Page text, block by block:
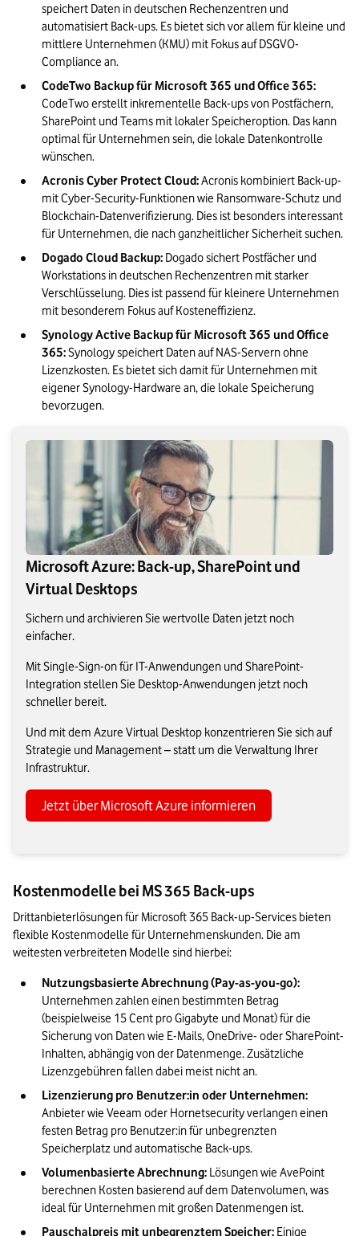
speichert Daten in deutschen Rechenzentren und
automatisiert Back-ups. Es bietet sich vor allem für kleine und
mittlere Unternehmen (KMU) mit Fokus auf DSGVO-
Compliance an.
CodeTwo Backup für Microsoft 365 und Office 365:
CodeTwo erstellt inkrementelle Back-ups von Postfächern,
SharePoint und Teams mit lokaler Speicheroption. Das kann
optimal für Unternehmen sein, die lokale Datenkontrolle
wünschen.
Acronis Cyber Protect Cloud: Acronis kombiniert Back-up-
mit Cyber-Security-Funktionen wie Ransomware-Schutz und
Blockchain-Datenverifizierung. Dies ist besonders interessant
für Unternehmen, die nach ganzheitlicher Sicherheit suchen.
Dogado Cloud Backup: Dogado sichert Postfächer und
Workstations in deutschen Rechenzentren mit starker
Verschlüsselung. Dies ist passend für kleinere Unternehmen
mit besonderem Fokus auf Kosteneffizienz.
Synology Active Backup für Microsoft 365 und Office
365: Synology speichert Daten auf NAS-Servern ohne
Lizenzkosten. Es bietet sich damit für Unternehmen mit
eigener Synology-Hardware an, die lokale Speicherung
bevorzugen.
Microsoft Azure: Back-up, SharePoint und
Virtual Desktops
Sichern und archivieren Sie wertvolle Daten jetzt noch
einfacher.
Mit Single-Sign-on für IT-Anwendungen und SharePoint-
Integration stellen Sie Desktop-Anwendungen jetzt noch
schneller bereit.
Und mit dem Azure Virtual Desktop konzentrieren Sie sich auf
Strategie und Management – statt um die Verwaltung Ihrer
Infrastruktur.
Jetzt über Microsoft Azure informieren
Kostenmodelle bei MS 365 Back-ups
Drittanbieterlösungen für Microsoft 365 Back-up-Services bieten
flexible Kostenmodelle für Unternehmenskunden. Die am
weitesten verbreiteten Modelle sind hierbei:
Nutzungsbasierte Abrechnung (Pay-as-you-go):
Unternehmen zahlen einen bestimmten Betrag
(beispielweise 15 Cent pro Gigabyte und Monat) für die
Sicherung von Daten wie E-Mails, OneDrive- oder SharePoint-
Inhalten, abhängig von der Datenmenge. Zusätzliche
Lizenzgebühren fallen dabei meist nicht an.
Lizenzierung pro Benutzer:in oder Unternehmen:
Anbieter wie Veeam oder Hornetsecurity verlangen einen
festen Betrag pro Benutzer:in für unbegrenzten
Speicherplatz und automatische Back-ups.
Volumenbasierte Abrechnung: Lösungen wie AvePoint
berechnen Kosten basierend auf dem Datenvolumen, was
ideal für Unternehmen mit großen Datenmengen ist.
Pauschalpreis mit unbegrenztem Speicher: Einige